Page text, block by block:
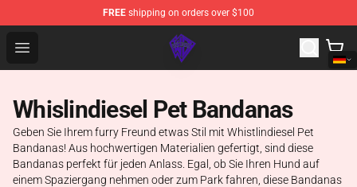
FREE shipping on orders over $100
Open menu
WhistlinDiesel Shop - Official WhistlinDiesel
Whislindiesel Pet Bandanas
Geben Sie Ihrem furry Freund etwas Stil mit Whistlindiesel Pet
Bandanas! Aus hochwertigen Materialien gefertigt, sind diese
Bandanas perfekt für jeden Anlass. Egal, ob Sie Ihren Hund auf
einem Spaziergang nehmen oder zum Park fahren, diese Bandanas